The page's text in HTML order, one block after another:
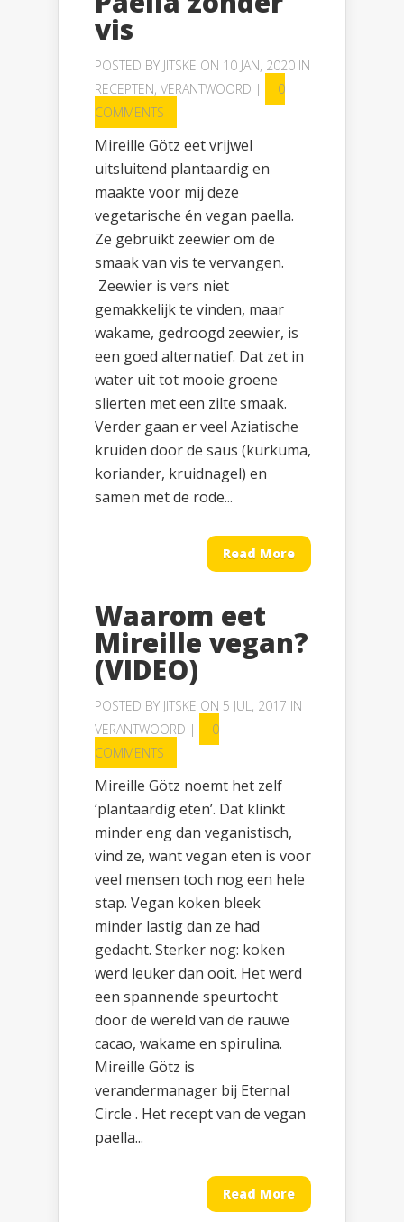
vis
POSTED BY JITSKE ON 10 JAN, 2020 IN
RECEPTEN, VERANTWOORD |
0
COMMENTS
Mireille Götz eet vrijwel
uitsluitend plantaardig en
maakte voor mij deze
vegetarische én vegan paella.
Ze gebruikt zeewier om de
smaak van vis te vervangen.
Zeewier is vers niet
gemakkelijk te vinden, maar
wakame, gedroogd zeewier, is
een goed alternatief. Dat zet in
water uit tot mooie groene
slierten met een zilte smaak.
Verder gaan er veel Aziatische
kruiden door de saus (kurkuma,
koriander, kruidnagel) en
samen met de rode...
Read More
Waarom eet
Mireille vegan?
(VIDEO)
POSTED BY JITSKE ON 5 JUL, 2017 IN
VERANTWOORD |
0
COMMENTS
Mireille Götz noemt het zelf
‘plantaardig eten’. Dat klinkt
minder eng dan veganistisch,
vind ze, want vegan eten is voor
veel mensen toch nog een hele
stap. Vegan koken bleek
minder lastig dan ze had
gedacht. Sterker nog: koken
werd leuker dan ooit. Het werd
een spannende speurtocht
door de wereld van de rauwe
cacao, wakame en spirulina.
Mireille Götz is
verandermanager bij Eternal
Circle . Het recept van de vegan
paella...
Read More